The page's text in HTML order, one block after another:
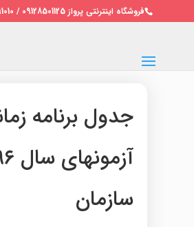
فروشگاه اینترنتی پرواز 09128501125 / 02122691010
جدول برنامه
سازمان